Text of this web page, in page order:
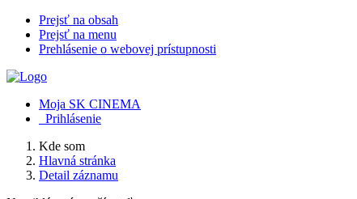
Prejsť na obsah
Prejsť na menu
Prehlásenie o webovej prístupnosti
Moja SK CINEMA
Prihlásenie
Kde som
Hlavná stránka
Detail záznamu